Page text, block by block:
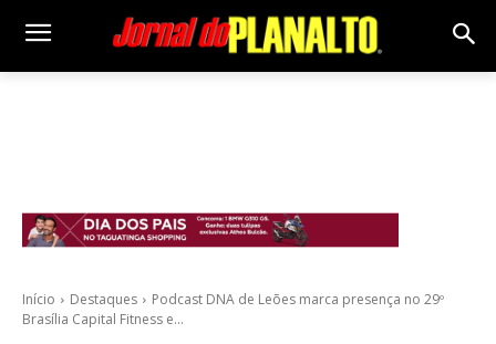
Início Destaques
Podcast DNA de Leões marca presença no 29º
Brasília Capital Fitness e...